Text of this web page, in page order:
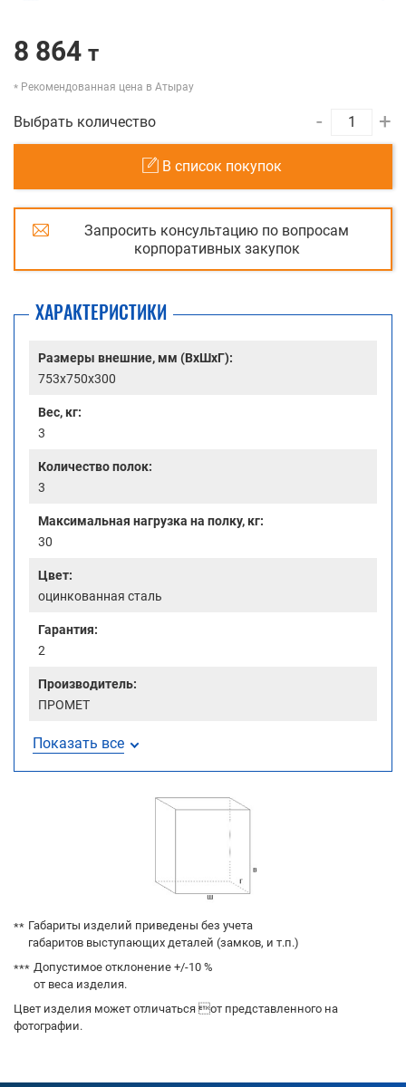
8 864 т
Рекомендованная цена в Атырау
Выбрать количество - +
В список покупок
Запросить консультацию по вопросам
корпоративных закупок
ХАРАКТЕРИСТИКИ
Размеры внешние, мм (ВхШхГ):
753x750x300
Вес, кг:
3
Количество полок:
3
Максимальная нагрузка на полку, кг:
30
Цвет:
оцинкованная сталь
Гарантия:
2
Производитель:
ПРОМЕТ
Показать все
Габариты изделий приведены без учета
габаритов выступающих деталей (замков, и т.п.)
Допустимое отклонение +/-10 %
от веса изделия.
Цвет изделия может отличаться от представленного на
фотографии.